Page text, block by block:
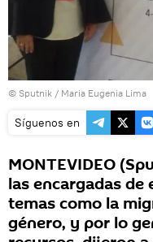
© Sputnik / Maria Eugenia Lima
Síguenos en
MONTEVIDEO
las encargadas
temas como la
género, y por lo